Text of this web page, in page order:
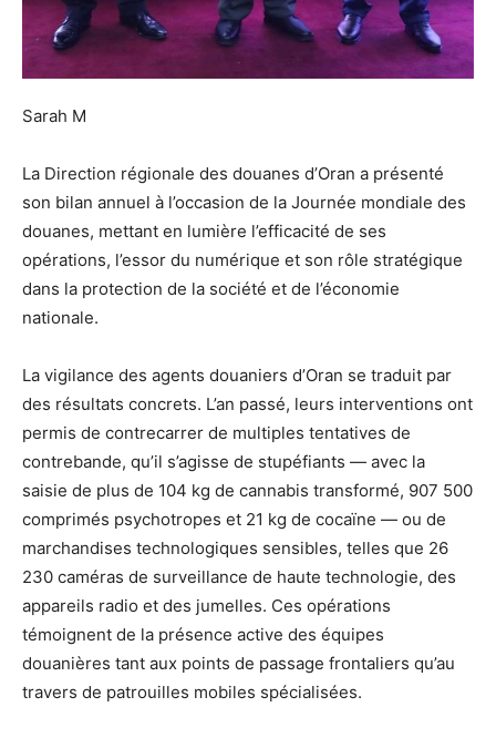
Sarah M
La Direction régionale des douanes d’Oran a présenté
son bilan annuel à l’occasion de la Journée mondiale des
douanes, mettant en lumière l’efficacité de ses
opérations, l’essor du numérique et son rôle stratégique
dans la protection de la société et de l’économie
nationale.
La vigilance des agents douaniers d’Oran se traduit par
des résultats concrets. L’an passé, leurs interventions ont
permis de contrecarrer de multiples tentatives de
contrebande, qu’il s’agisse de stupéfiants — avec la
saisie de plus de 104 kg de cannabis transformé, 907 500
comprimés psychotropes et 21 kg de cocaïne — ou de
marchandises technologiques sensibles, telles que 26
230 caméras de surveillance de haute technologie, des
appareils radio et des jumelles. Ces opérations
témoignent de la présence active des équipes
douanières tant aux points de passage frontaliers qu’au
travers de patrouilles mobiles spécialisées.